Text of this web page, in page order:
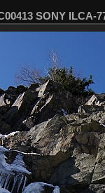
SONY ILCA-